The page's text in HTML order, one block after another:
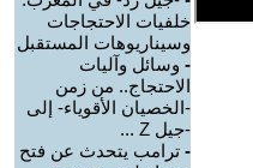
خلفيات الاحتجاجات
وسيناريوهات المستقبل
- وسائل وآليات
الاحتجاج.. من زمن
-الخصيان الأقوياء- إلى
-جيل Z ...
- ترامب يتحدث عن فتح